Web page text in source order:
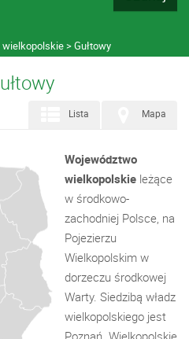
wielkopolskie Gułtowy
Gułtowy
Mapa
Lista
Województwo
wielkopolskie leżące
w środkowo-
zachodniej Polsce, na
Pojezierzu
Wielkopolskim w
dorzeczu środkowej
Warty. Siedzibą władz
wielkopolskiego jest
Poznań. Wielkopolskie